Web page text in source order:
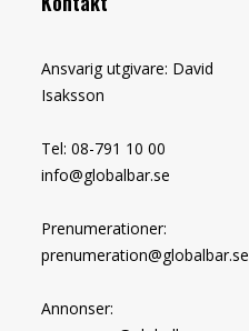
Ansvarig utgivare: David
Isaksson
Tel: 08-791 10 00
info@globalbar.se
Prenumerationer:
prenumeration@globalbar.se
Annonser: